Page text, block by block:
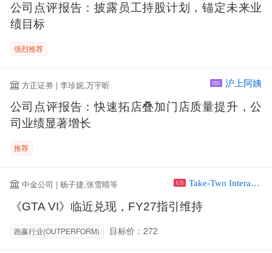
公司点评报告：披露员工持股计划，锚定未来业
绩目标
强烈推荐
方正证券 | 李珍妮,万宇昕 HK 沪上阿姨
公司点评报告：快速拓店叠加门店质量提升，公
司业绩显著增长
推荐
中金公司 | 杨子捷,张雪晴等 US Take-Two Interactive Software Inc
《GTA VI》临近兑现，FY27指引维持
跑赢行业(OUTPERFORM) 目标价：272